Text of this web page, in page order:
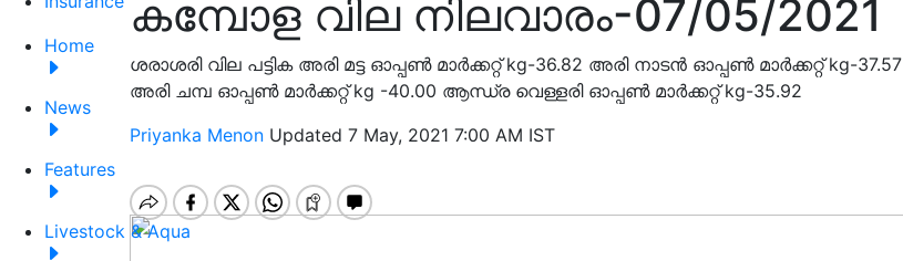
Home
News
Features
Livestock & Aqua
കമ്പോള വില നിലവാരം-07/05/2021
ശരാശരി വില പട്ടിക അരി മട്ട ഓപ്പൺ മാർക്കറ്റ് kg-36.82 അരി നാടൻ ഓപ്പൺ മാർക്കറ്റ് kg-37.57
അരി ചമ്പ ഓപ്പൺ മാർക്കറ്റ് kg -40.00 ആന്ധ്ര വെള്ളരി ഓപ്പൺ മാർക്കറ്റ് kg-35.92
Priyanka Menon Updated 7 May, 2021 7:00 AM IST